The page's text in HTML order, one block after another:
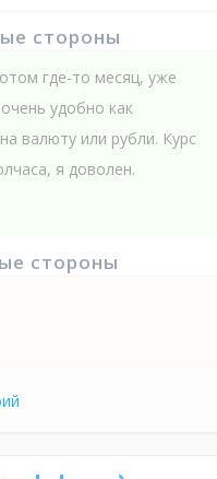
стороны
где-то месяц, уже
удобно как
валюту или рубли. Курс
я доволен.
стороны